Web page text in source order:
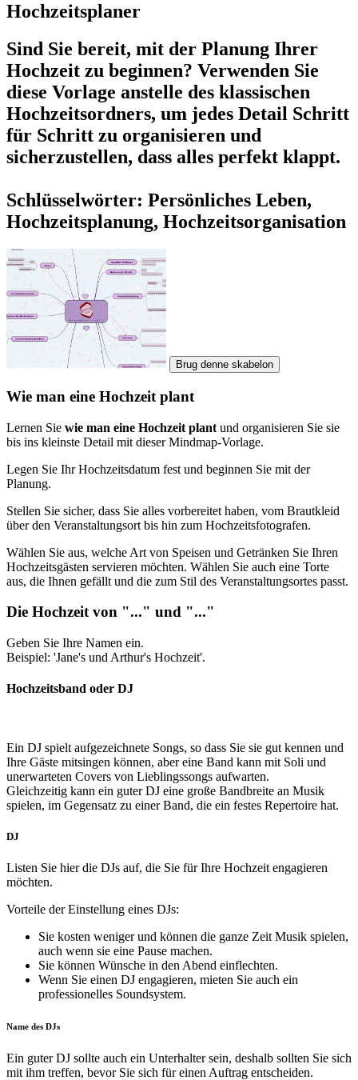
Hochzeitsplaner
Sind Sie bereit, mit der Planung Ihrer
Hochzeit zu beginnen? Verwenden Sie
diese Vorlage anstelle des klassischen
Hochzeitsordners, um jedes Detail Schritt
für Schritt zu organisieren und
sicherzustellen, dass alles perfekt klappt.
Schlüsselwörter: Persönliches Leben,
Hochzeitsplanung, Hochzeitsorganisation
Brug denne skabelon
Wie man eine Hochzeit plant
Lernen Sie wie man eine Hochzeit plant und organisieren Sie sie
bis ins kleinste Detail mit dieser Mindmap-Vorlage.
Legen Sie Ihr Hochzeitsdatum fest und beginnen Sie mit der
Planung.
Stellen Sie sicher, dass Sie alles vorbereitet haben, vom Brautkleid
über den Veranstaltungsort bis hin zum Hochzeitsfotografen.
Wählen Sie aus, welche Art von Speisen und Getränken Sie Ihren
Hochzeitsgästen servieren möchten. Wählen Sie auch eine Torte
aus, die Ihnen gefällt und die zum Stil des Veranstaltungsortes passt.
Die Hochzeit von "..." und "..."
Geben Sie Ihre Namen ein.
Beispiel: 'Jane's und Arthur's Hochzeit'.
Hochzeitsband oder DJ
Ein DJ spielt aufgezeichnete Songs, so dass Sie sie gut kennen und
Ihre Gäste mitsingen können, aber eine Band kann mit Soli und
unerwarteten Covers von Lieblingssongs aufwarten.
Gleichzeitig kann ein guter DJ eine große Bandbreite an Musik
spielen, im Gegensatz zu einer Band, die ein festes Repertoire hat.
DJ
Listen Sie hier die DJs auf, die Sie für Ihre Hochzeit engagieren
möchten.
Vorteile der Einstellung eines DJs:
Sie kosten weniger und können die ganze Zeit Musik spielen,
auch wenn sie eine Pause machen.
Sie können Wünsche in den Abend einflechten.
Wenn Sie einen DJ engagieren, mieten Sie auch ein
professionelles Soundsystem.
Name des DJs
Ein guter DJ sollte auch ein Unterhalter sein, deshalb sollten Sie sich
mit ihm treffen, bevor Sie sich für einen Auftrag entscheiden.